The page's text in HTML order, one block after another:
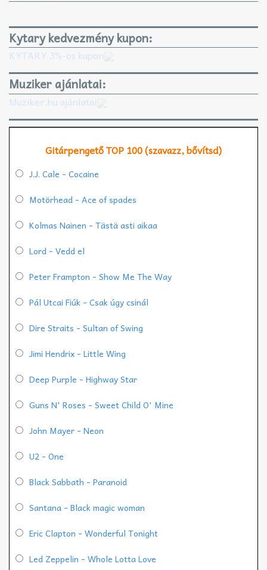
Kytary kedvezmény kupon:
KYTARY 3%-os kupon
Muziker ajánlatai:
Muziker.hu ajánlatai
Gitárpengető TOP 100 (szavazz, bővítsd)
J.J. Cale - Cocaine
Motörhead - Ace of spades
Kolmas Nainen - Tästä asti aikaa
Lord - Vedd el
Peter Frampton - Show Me The Way
Pál Utcai Fiúk - Csak úgy csinál
Dire Straits - Sultan of Swing
Jimi Hendrix - Little Wing
Deep Purple - Highway Star
Guns N' Roses - Sweet Child O' Mine
John Mayer - Neon
U2 - One
Black Sabbath - Paranoid
Santana - Black magic woman
Eric Clapton - Wonderful Tonight
Led Zeppelin - Whole Lotta Love